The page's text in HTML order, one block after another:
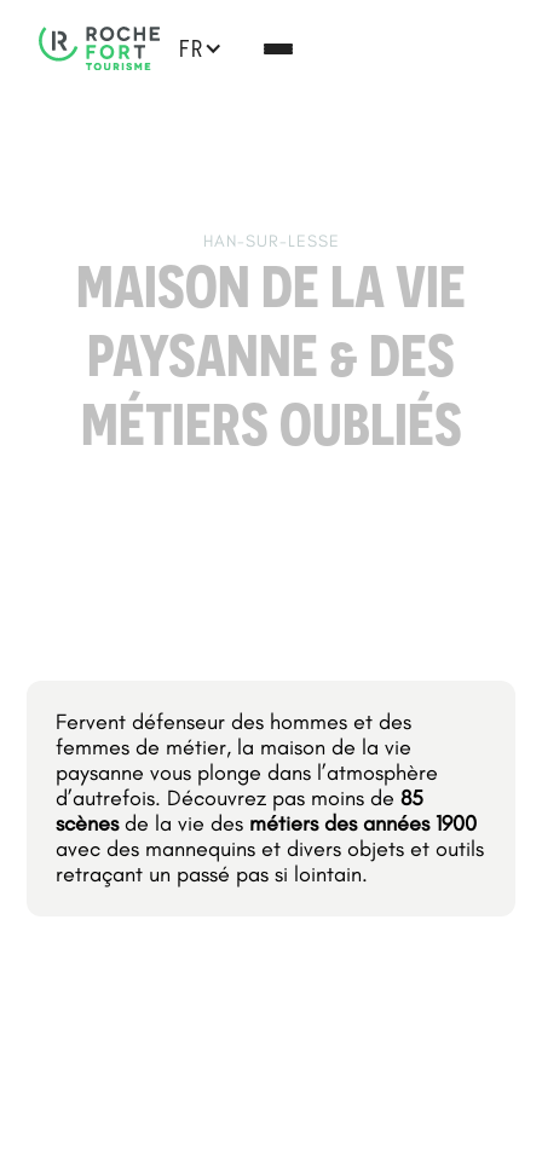
FR
HAN-SUR-LESSE
MAISON DE LA VIE
PAYSANNE & DES
MÉTIERS OUBLIÉS
Fervent défenseur des hommes et des
femmes de métier, la maison de la vie
paysanne vous plonge dans l’atmosphère
d’autrefois. Découvrez pas moins de85
scènesde la vie des métiers des années 1900
avec des mannequins et divers objets et outils
retraçant un passé pas si lointain.